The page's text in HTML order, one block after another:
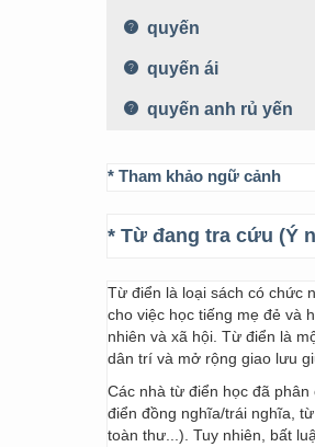
quyến
quyến ái
quyến anh rủ yến
* Tham khảo ngữ cảnh
* Từ đang tra cứu (Ý
Từ điển là loại sách có chức
cho việc học tiếng mẹ đẻ và
nhiên và xã hội. Từ điển là
dân trí và mở rộng giao lưu
Các nhà từ điển học đã
điển đồng nghĩa/trái nghĩa,
toàn thư...). Tuy nhiên, bất